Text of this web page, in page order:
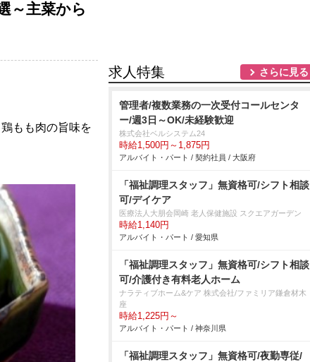
～主菜から
もも肉の旨味を
求人特集 さらに見る
管理者/複数業務の一次受付コールセンタ
ー/週3日～OK/未経験歓迎
株式会社ベルシステム24
時給1,500円～1,875円
アルバイト・パート / 契約社員 / 大阪府
「福祉調理スタッフ」無資格可/シフト相談
可/デイケア
医療法人大朋会岡崎 老人保健施設 スクエアガーデン
時給1,140円
アルバイト・パート / 愛知県
「福祉調理スタッフ」無資格可/シフト相談
可/介護付き有料老人ホーム
ナラティブホーム&ケア 株式会社/ファミリア鎌倉材木
座
時給1,225円～
アルバイト・パート / 神奈川県
「福祉調理スタッフ」無資格可/夜勤専従/